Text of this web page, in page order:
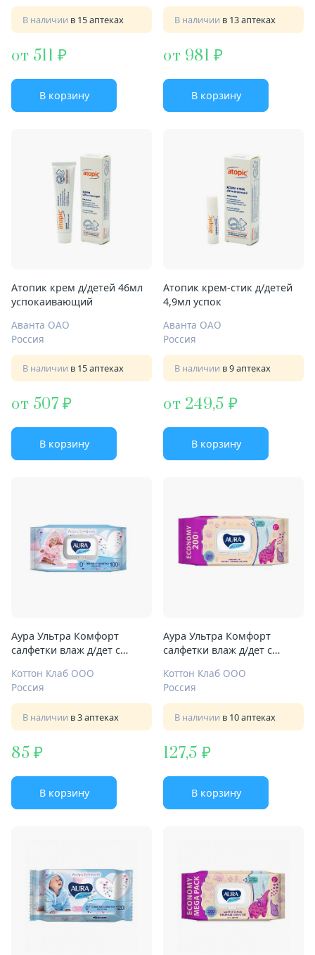
В наличии в 15 аптеках
от 511
В корзину
В наличии в 13 аптеках
от 981
В корзину
Атопик крем д/детей 46мл
успокаивающий
Аванта ОАО
Россия
В наличии в 15 аптеках
от 507
В корзину
Атопик крем-стик д/детей
4,9мл успок
Аванта ОАО
Россия
В наличии в 9 аптеках
от 249,5
В корзину
Аура Ультра Комфорт
салфетки влаж д/дет с
Коттон Клаб ООО
Россия
В наличии в 3 аптеках
85
В корзину
Аура Ультра Комфорт
салфетки влаж д/дет с
Коттон Клаб ООО
Россия
В наличии в 10 аптеках
127,5
В корзину